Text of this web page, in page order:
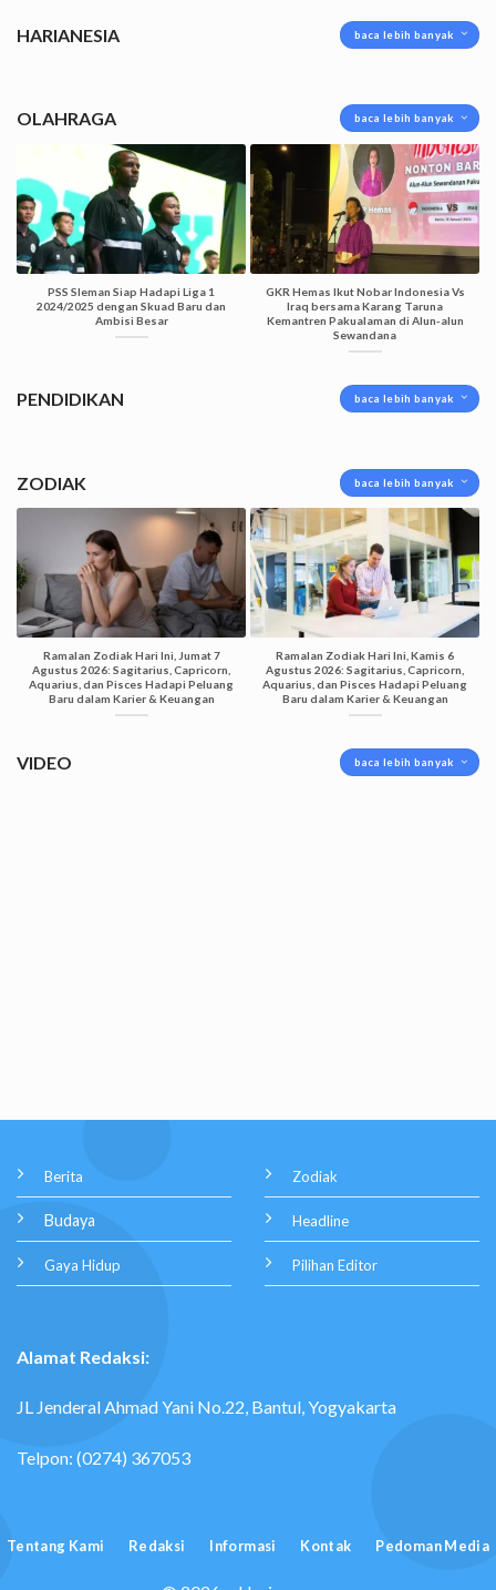
HARIANESIA baca lebih banyak
OLAHRAGA baca lebih banyak
PSS Sleman Siap Hadapi Liga 1
2024/2025 dengan Skuad Baru dan
Ambisi Besar
GKR Hemas Ikut Nobar Indonesia Vs
Iraq bersama Karang Taruna
Kemantren Pakualaman di Alun-alun
Sewandana
PENDIDIKAN baca lebih banyak
ZODIAK baca lebih banyak
Ramalan Zodiak Hari Ini, Jumat 7
Agustus 2026: Sagitarius, Capricorn,
Aquarius, dan Pisces Hadapi Peluang
Baru dalam Karier & Keuangan
Ramalan Zodiak Hari Ini, Kamis 6
Agustus 2026: Sagitarius, Capricorn,
Aquarius, dan Pisces Hadapi Peluang
Baru dalam Karier & Keuangan
VIDEO baca lebih banyak
Berita
Budaya
Gaya Hidup
Zodiak
Headline
Pilihan Editor
Alamat Redaksi:
JL Jenderal Ahmad Yani No.22, Bantul, Yogyakarta
Telpon: (0274) 367053
Tentang Kami Redaksi Informasi Kontak Pedoman Media